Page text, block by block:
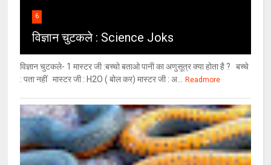
6
विज्ञान चुटकले : Science Joks
विज्ञान चुटकले- 1 मास्टर जी :बच्चो बताओ पानी का अणुसूत्र क्या होता है ? बच्चे
: पता नहीं मास्टर जी : H2O ( बोल कर) मास्टर जी : अ...
Readmore